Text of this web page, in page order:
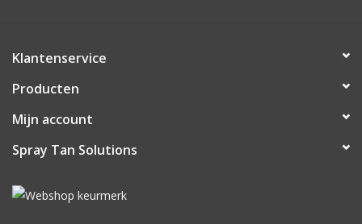
Merken
gift cards/ cadeau bonnen
Klantenservice
Producten
Mijn account
Spray Tan Solutions